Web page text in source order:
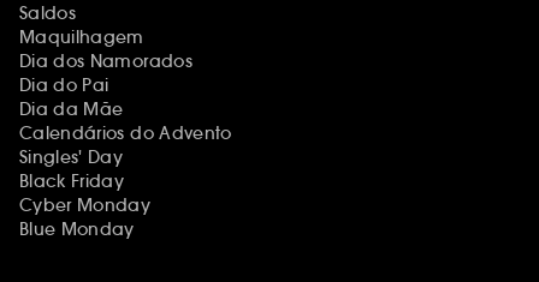
Saldos
Maquilhagem
Dia dos Namorados
Dia do Pai
Dia da Mãe
Calendários do Advento
Singles' Day
Black Friday
Cyber Monday
Blue Monday